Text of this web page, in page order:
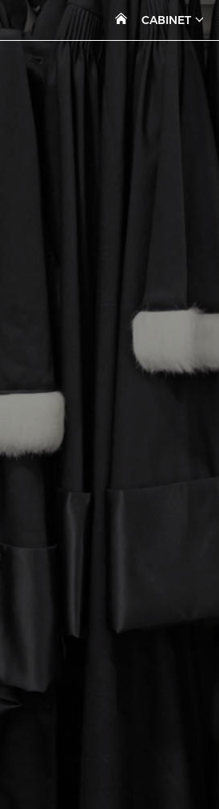
CABINET